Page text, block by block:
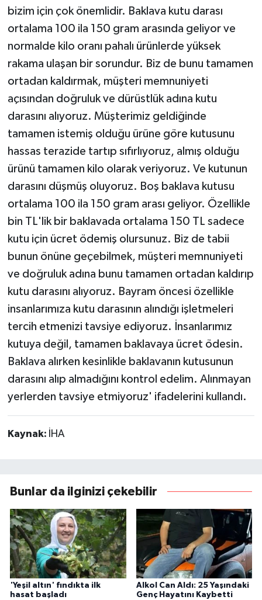
bizim için çok önemlidir. Baklava kutu darası
ortalama 100 ila 150 gram arasında geliyor ve
normalde kilo oranı pahalı ürünlerde yüksek
rakama ulaşan bir sorundur. Biz de bunu tamamen
ortadan kaldırmak, müşteri memnuniyeti
açısından doğruluk ve dürüstlük adına kutu
darasını alıyoruz. Müşterimiz geldiğinde
tamamen istemiş olduğu ürüne göre kutusunu
hassas terazide tartıp sıfırlıyoruz, almış olduğu
ürünü tamamen kilo olarak veriyoruz. Ve kutunun
darasını düşmüş oluyoruz. Boş baklava kutusu
ortalama 100 ila 150 gram arası geliyor. Özellikle
bin TL'lik bir baklavada ortalama 150 TL sadece
kutu için ücret ödemiş olursunuz. Biz de tabii
bunun önüne geçebilmek, müşteri memnuniyeti
ve doğruluk adına bunu tamamen ortadan kaldırıp
kutu darasını alıyoruz. Bayram öncesi özellikle
insanlarımıza kutu darasının alındığı işletmeleri
tercih etmenizi tavsiye ediyoruz. İnsanlarımız
kutuya değil, tamamen baklavaya ücret ödesin.
Baklava alırken kesinlikle baklavanın kutusunun
darasını alıp almadığını kontrol edelim. Alınmayan
yerlerden tavsiye etmiyoruz' ifadelerini kullandı.
Kaynak: İHA
Bunlar da ilginizi çekebilir
'Yeşil altın' fındıkta ilk
hasat başladı
Alkol Can Aldı: 25 Yaşındaki
Genç Hayatını Kaybetti